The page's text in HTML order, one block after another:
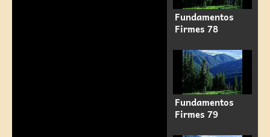
Fundamentos
Firmes 78
Fundamentos
Firmes 79